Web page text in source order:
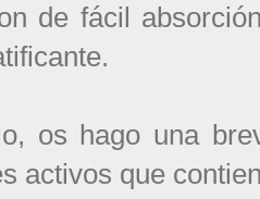
de fácil
os hago una
activos que